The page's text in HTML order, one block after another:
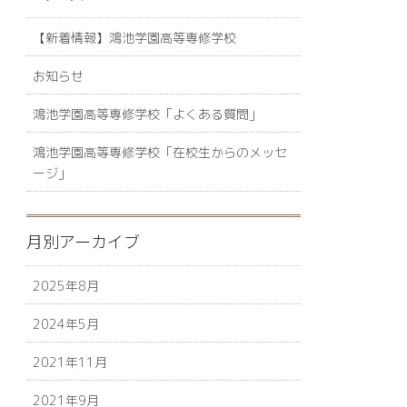
【新着情報】鴻池学園高等専修学校
お知らせ
鴻池学園高等専修学校「よくある質問」
鴻池学園高等専修学校「在校生からのメッセ
ージ」
月別アーカイブ
2025年8月
2024年5月
2021年11月
2021年9月